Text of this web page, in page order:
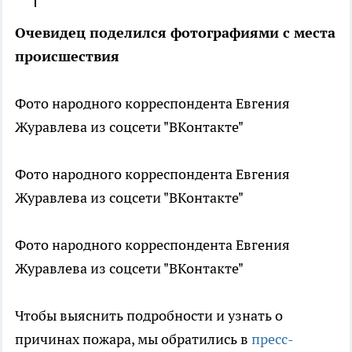
Очевидец поделился фотографиями с места
происшествия
Фото народного корреспондента Евгения
Журавлева из соцсети "ВКонтакте"
Фото народного корреспондента Евгения
Журавлева из соцсети "ВКонтакте"
Фото народного корреспондента Евгения
Журавлева из соцсети "ВКонтакте"
Чтобы выяснить подробности и узнать о
причинах пожара, мы обратились в пресс-